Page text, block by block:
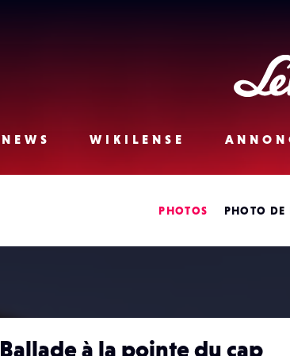
NEWS WIKILENSE
PHOTOS PHOTO DE
Ballade à la pointe du cap